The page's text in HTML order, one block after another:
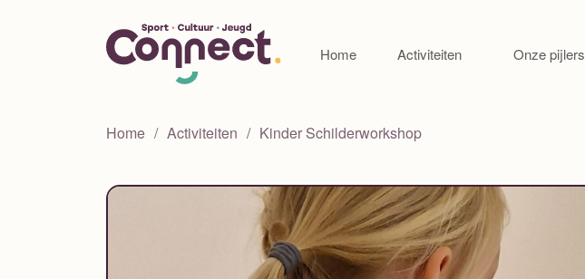
Home Activiteiten Onze pijlers
Home Activiteiten Kinder Schilderworkshop